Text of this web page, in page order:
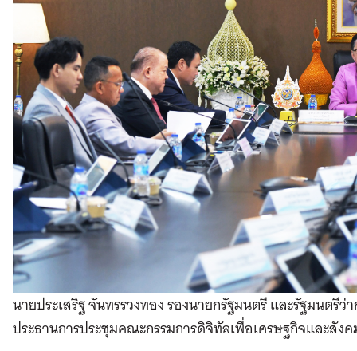
นายประเสริฐ จันทรรวงทอง รองนายกรัฐมนตรี และรัฐมนตรี
ประธานการประชุมคณะกรรมการดิจิทัลเพื่อเศรษฐกิจและสั